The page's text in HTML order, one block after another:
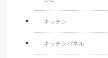
キッチン
キッチンパネル